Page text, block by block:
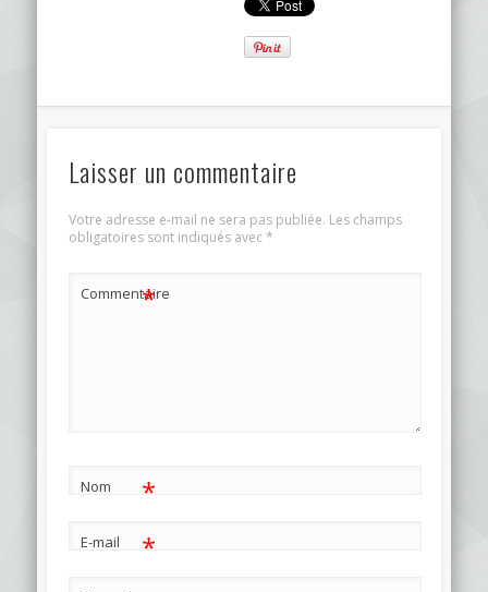
Laisser un commentaire
Votre adresse e-mail ne sera pas publiée. Les champs
obligatoires sont indiqués avec*
Commentaire
*
Nom *
E-mail *